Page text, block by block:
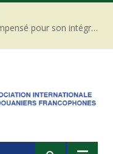
CÔTE D’IVOIRE : Un Gendarme récompensé pour son intégrité face à une tentative de corruption